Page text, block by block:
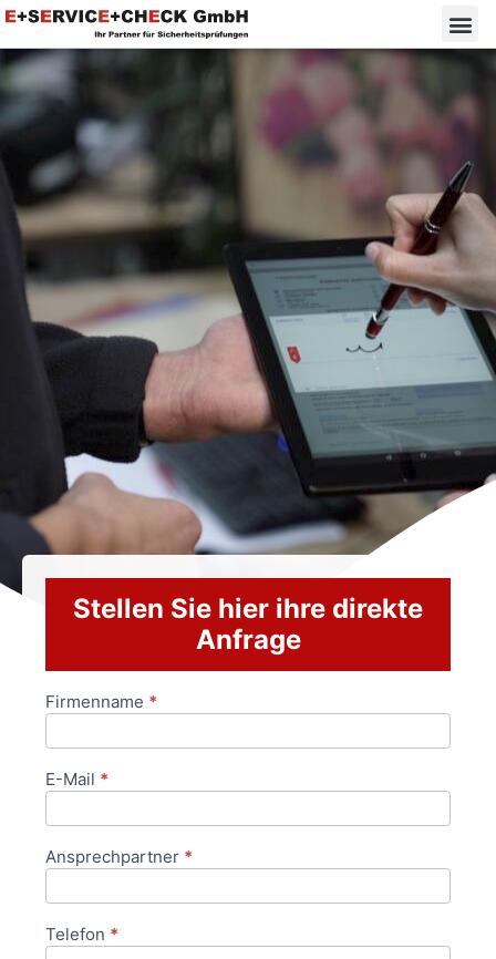
Stellen Sie hier ihre direkte
Anfrage
Anfrageformular
Firmenname *
E-Mail *
Ansprechpartner *
Telefon *